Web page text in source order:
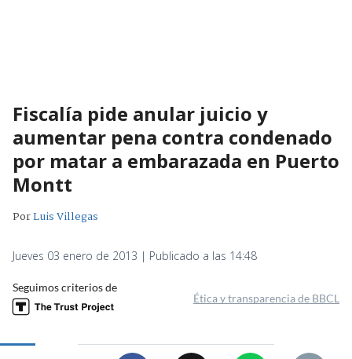
Fiscalía pide anular juicio y
aumentar pena contra condenado
por matar a embarazada en Puerto
Montt
PorLuis Villegas
Jueves 03 enero de 2013 | Publicado a las 14:48
Seguimos criterios de
Ética y transparencia de BBCL